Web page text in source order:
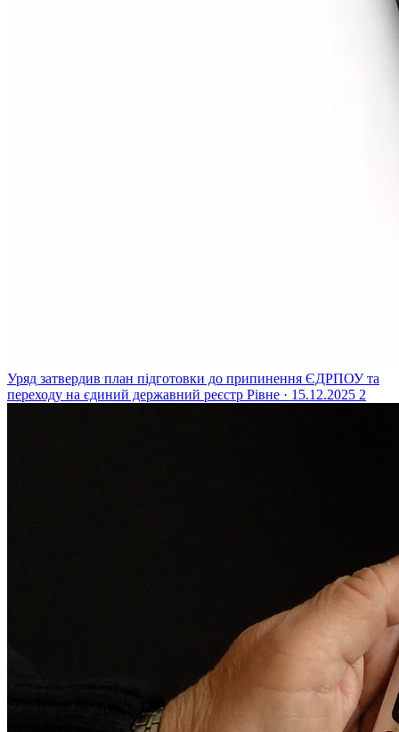
Уряд затвердив план підготовки до припинення ЄДРПОУ та
переходу на єдиний державний реєстр Рівне · 15.12.2025 2